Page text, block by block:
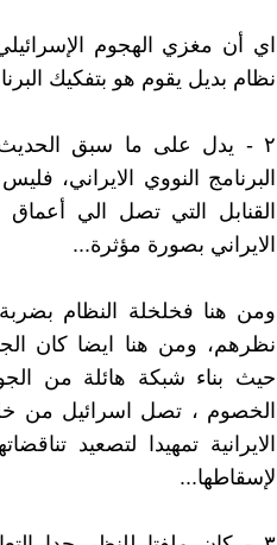
اي أن مغزي الهجوم
نظام بديل يقوم هو بتفكيك
٢ - يدل على ما سبق الحديث
البرنامج النووي الايراني،
القنابل التي تصل الي
الايراني بصورة مؤثرة...
ومن هنا فخلخلة النظام
نظرهم، ومن هنا ايضا كان
حيث بناء شبكة هائلة من
الخصوم ، تصل اسرائيل من
الايرانية تمهيدا لتصعيد
لإسقاطها...